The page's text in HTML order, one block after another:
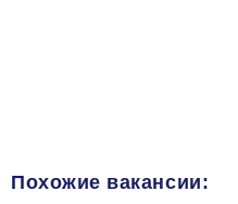
Похожие вакансии: